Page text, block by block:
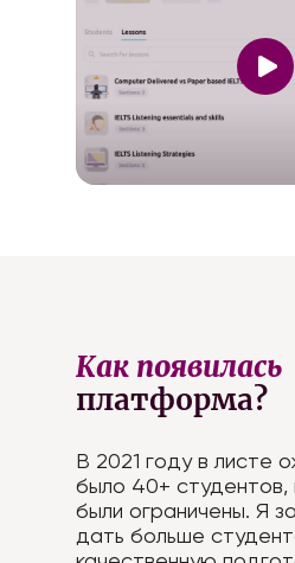
Как появилась
платформа?
В 2021 году в листе
было 40+
были ограничены. Я
дать больше